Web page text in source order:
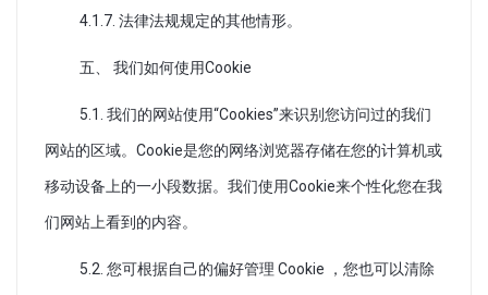
4.1.7. 法律法规规定的其他情形。
五、 我们如何使用Cookie
5.1. 我们的网站使用“Cookies”来识别您访问过的我们
网站的区域。Cookie是您的网络浏览器存储在您的计算机或
移动设备上的一小段数据。我们使用Cookie来个性化您在我
们网站上看到的内容。
5.2. 您可根据自己的偏好管理 Cookie ，您也可以清除